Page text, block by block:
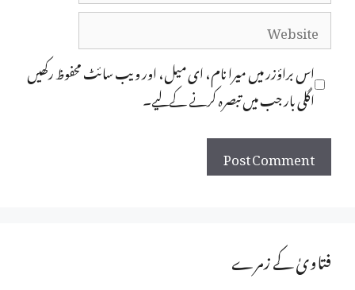
Website
اس براؤزر میں میرا نام، ای میل، اور ویب سائٹ محفوظ رکھیں
اگلی بار جب میں تبصرہ کرنے کےلیے۔
فتاویٰ کے زمرے